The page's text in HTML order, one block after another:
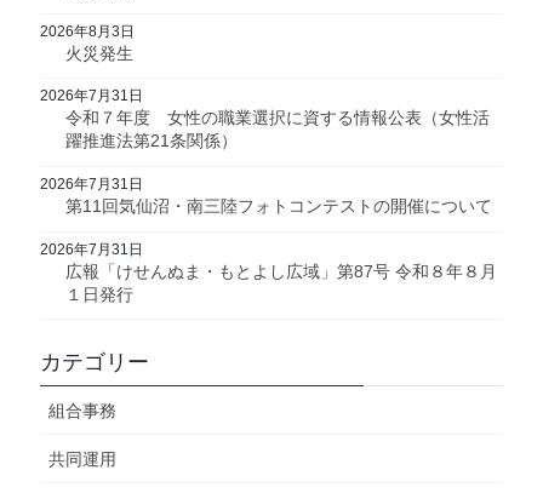
火災発生
2026年8月3日
令和７年度 女性の職業選択に資する情報公表（女性活
躍推進法第21条関係）
2026年7月31日
第11回気仙沼・南三陸フォトコンテストの開催について
2026年7月31日
広報「けせんぬま・もとよし広域」第87号 令和８年８月
１日発行
2026年7月31日
カテゴリー
組合事務
共同運用